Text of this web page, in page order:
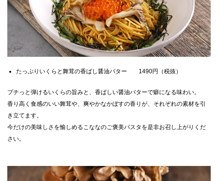
たっぷりいくらと舞茸の香ばし醤油バター 1490円（税抜）
プチっと弾けるいくらの旨みと、香ばしい醤油バターで癖になる味わい。
香り高く食感のいい舞茸や、爽やかなかぼすの香りが、それぞれの素材を引
き立てます。
今だけの美味しさを愉しめるこななのご褒美パスタを是非お召し上がりくだ
さい。